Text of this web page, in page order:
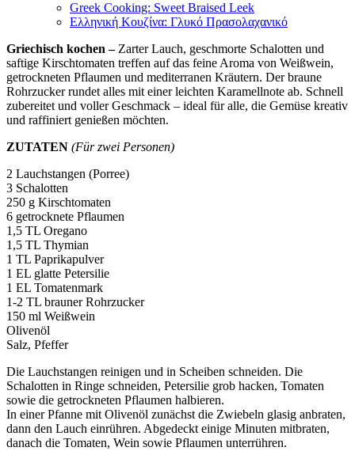
Greek Cooking: Sweet Braised Leek
Ελληνική Κουζίνα: Γλυκό Πρασολαχανικό
Griechisch kochen –Zarter Lauch, geschmorte Schalotten und
saftige Kirschtomaten treffen auf das feine Aroma von Weißwein,
getrockneten Pflaumen und mediterranen Kräutern. Der braune
Rohrzucker rundet alles mit einer leichten Karamellnote ab. Schnell
zubereitet und voller Geschmack – ideal für alle, die Gemüse kreativ
und raffiniert genießen möchten.
ZUTATEN (Für zwei Personen)
2 Lauchstangen (Porree)
3 Schalotten
250 g Kirschtomaten
6 getrocknete Pflaumen
1,5 TL Oregano
1,5 TL Thymian
1 TL Paprikapulver
1 EL glatte Petersilie
1 EL Tomatenmark
1-2 TL brauner Rohrzucker
150 ml Weißwein
Olivenöl
Salz, Pfeffer
Die Lauchstangen reinigen und in Scheiben schneiden. Die
Schalotten in Ringe schneiden, Petersilie grob hacken, Tomaten
sowie die getrockneten Pflaumen halbieren.
In einer Pfanne mit Olivenöl zunächst die Zwiebeln glasig anbraten,
dann den Lauch einrühren. Abgedeckt einige Minuten mitbraten,
danach die Tomaten, Wein sowie Pflaumen unterrühren.